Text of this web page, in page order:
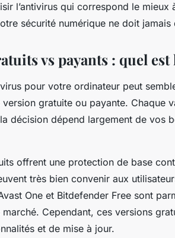
l’antivirus qui correspond le
sécurité numérique ne doit jamais
vs payants : quel
pour votre ordinateur peut
gratuite ou payante. Chaque
décision dépend largement de vos
offrent une protection de base
très bien convenir aux
One et Bitdefender Free sont
Cependant, ces versions
et de mise à jour.